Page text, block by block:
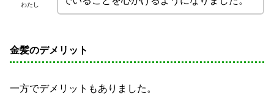
わたし
金髪のデメリット
一方でデメリットもありました。